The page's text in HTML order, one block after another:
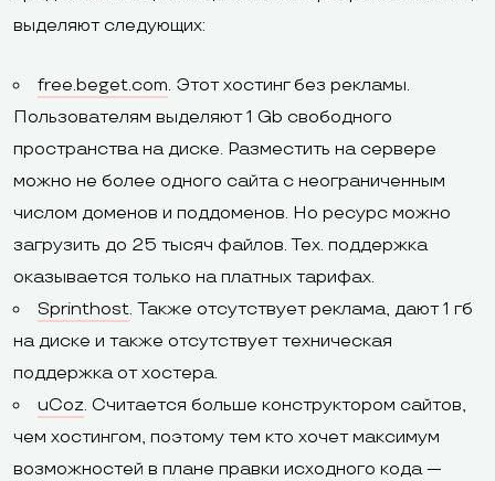
выделяют следующих:
free.beget.com. Этот хостинг без рекламы.
Пользователям выделяют 1 Gb свободного
пространства на диске. Разместить на сервере
можно не более одного сайта с неограниченным
числом доменов и поддоменов. Но ресурс можно
загрузить до 25 тысяч файлов. Тех. поддержка
оказывается только на платных тарифах.
Sprinthost. Также отсутствует реклама, дают 1 гб
на диске и также отсутствует техническая
поддержка от хостера.
uCoz. Считается больше конструктором сайтов,
чем хостингом, поэтому тем кто хочет максимум
возможностей в плане правки исходного кода —